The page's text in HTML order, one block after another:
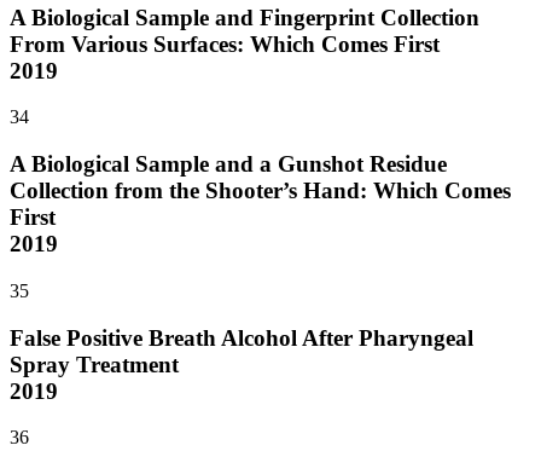
A Biological Sample and Fingerprint Collection
From Various Surfaces: Which Comes First
2019
34
A Biological Sample and a Gunshot Residue
Collection from the Shooter’s Hand: Which Comes
First
2019
35
False Positive Breath Alcohol After Pharyngeal
Spray Treatment
2019
36